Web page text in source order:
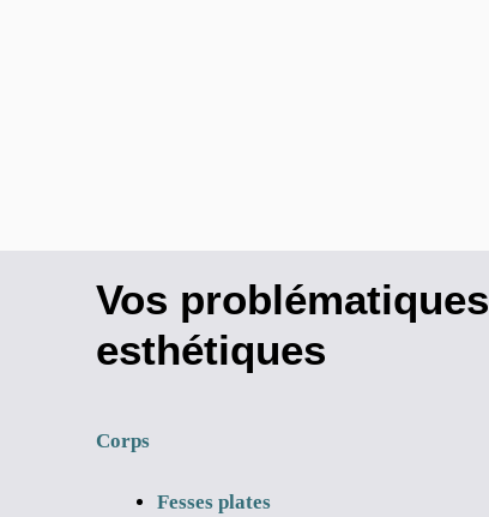
Vos problématiques
esthétiques
Corps
Fesses plates